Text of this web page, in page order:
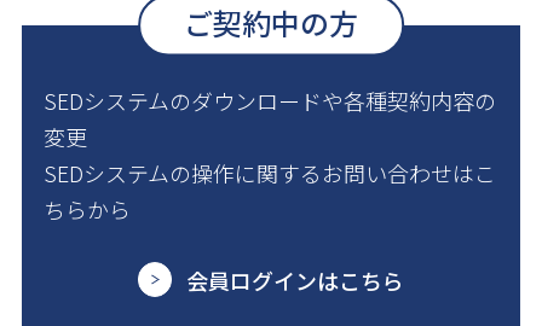
ご契約中の方
SEDシステムのダウンロードや各種契約内容の
変更
SEDシステムの操作に関するお問い合わせはこ
ちらから
会員ログインはこちら